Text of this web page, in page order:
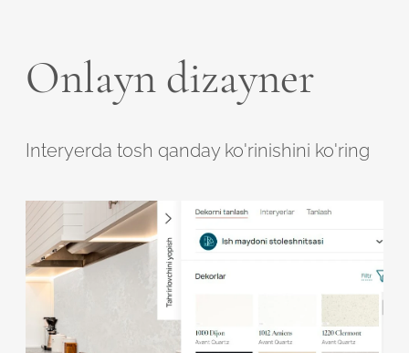
Onlayn dizayner
Interyerda tosh qanday ko'rinishini ko'ring